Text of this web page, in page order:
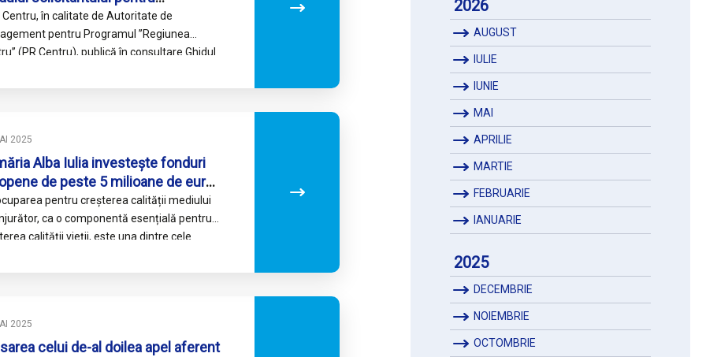
„Parcuri industriale în
RIS”
Centru, în calitate de Autoritate de
pentru Programul ’’Regiunea
(PR Centru), publică în consultare Ghidul
2025
Alba Iulia investește fonduri
de peste 5 milioane de euro
amenajarea unui parc de 8
în zona Micești
pentru creșterea calității mediului
ca o componentă esențială pentru
calității vieții, este una dintre cele
2025
celui de-al doilea apel aferent
2026
AUGUST
IULIE
IUNIE
MAI
APRILIE
MARTIE
FEBRUARIE
IANUARIE
2025
DECEMBRIE
NOIEMBRIE
OCTOMBRIE